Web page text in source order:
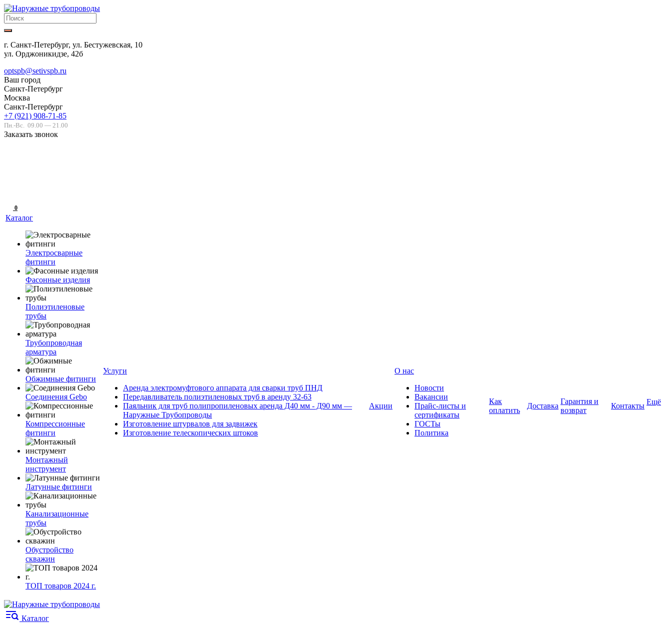
г. Санкт-Петербург, ул. Бестужевская, 10
ул. Орджоникидзе, 42б
optspb@setivspb.ru
Ваш город
Санкт-Петербург
Москва
Санкт-Петербург
+7 (921) 908-71-85
Пн.-Вс. 09.00 — 21.00
Заказать звонок
0
Каталог
Электросварные
фитинги
Фасонные изделия
Полиэтиленовые
трубы
Трубопроводная
арматура
Обжимные фитинги
Соединения Gebo
Компрессионные
фитинги
Монтажный
инструмент
Латунные фитинги
Канализационные
трубы
Обустройство
скважин
ТОП товаров 2024 г.
Услуги
Аренда электромуфтового аппарата для сварки труб ПНД
Передавливатель полиэтиленовых труб в аренду 32-63
Паяльник для труб полипропиленовых аренда Д40 мм - Д90 мм —
Наружные Трубопроводы
Изготовление штурвалов для задвижек
Изготовление телескопических штоков
Акции
О нас
Новости
Вакансии
Прайс-листы и
сертификаты
ГОСТы
Политика
Как
оплатить
Доставка
Гарантия и
возврат
Контакты Ещё
Каталог